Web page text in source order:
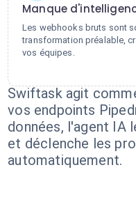
Manque
Les webhooks bruts sont
transformation préalable,
vos équipes.
Swiftask agit
vos endpoints
données, l'agent IA
et déclenche les
automatiquement.